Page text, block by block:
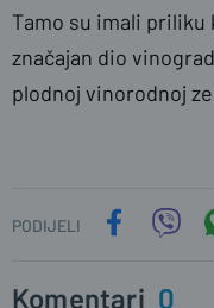
Tamo su imali priliku
značajan dio
plodnoj vinorodnoj
PODIJELI
Komentari 0